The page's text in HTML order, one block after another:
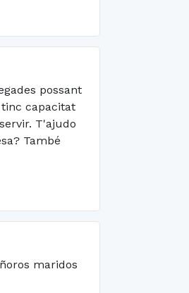
possant
capacitat
T'ajudo
També
maridos